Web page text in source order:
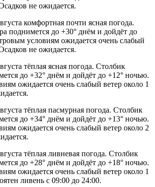
не ожидается.
комфортная почти ясная погода.
поднимется до +30° днём и дойдёт до
условиям ожидается очень слабый
не ожидается.
тёплая ясная погода. Столбик
до +32° днём и дойдёт до +12° ночью.
ожидается очень слабый ветер около 1
тёплая пасмурная погода. Столбик
до +34° днём и дойдёт до +13° ночью.
ожидается очень слабый ветер около 2
тёплая ливневая погода. Столбик
до +28° днём и дойдёт до +18° ночью.
ожидается очень слабый ветер около 1
ливень с 09:00 до 24:00.